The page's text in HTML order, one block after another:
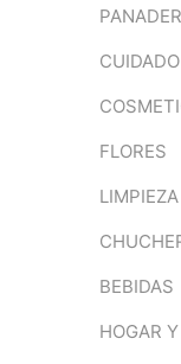
FLORES
LIMPIEZA
BEBIDAS
HOGAR